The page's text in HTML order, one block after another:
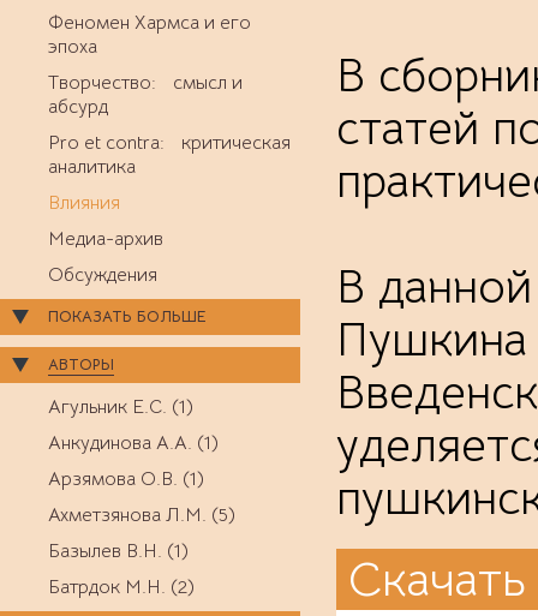
Феномен Хармса и его
эпоха
Творчество: смысл и
абсурд
Pro et contra: критическая
аналитика
Влияния
Медиа-архив
Обсуждения
ПОКАЗАТЬ БОЛЬШЕ
АВТОРЫ
Агульник Е.С. (1)
Анкудинова А.А. (1)
Арзямова О.В. (1)
Ахметзянова Л.М. (5)
Базылев В.Н. (1)
Батрдок М.Н. (2)
В
статей
В
Пушкина
Скачать